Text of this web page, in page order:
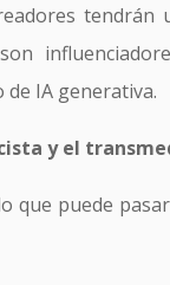
IA generativa.
y el
que puede